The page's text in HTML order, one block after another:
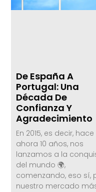
De España A
Portugal: Una
Década De
Confianza Y
Agradecimiento
En 2015, es decir, hace
ahora 10 años, nos
lanzamos a la
del mundo 🌍,
comenzando, eso sí,
nuestro mercado